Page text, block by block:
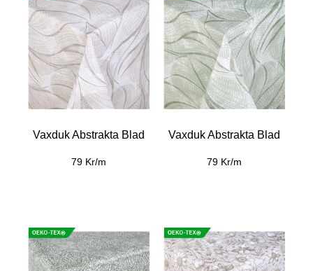
Vaxduk Abstrakta Blad
79 Kr/m
Vaxduk Abstrakta Blad
79 Kr/m